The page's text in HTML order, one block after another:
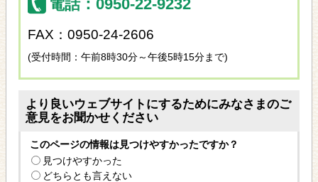
電話：0950-22-9232
FAX：0950-24-2606
(受付時間：午前8時30分～午後5時15分まで)
より良いウェブサイトにするためにみなさまのご
意見をお聞かせください
このページの情報は見つけやすかったですか？
見つけやすかった
どちらとも言えない